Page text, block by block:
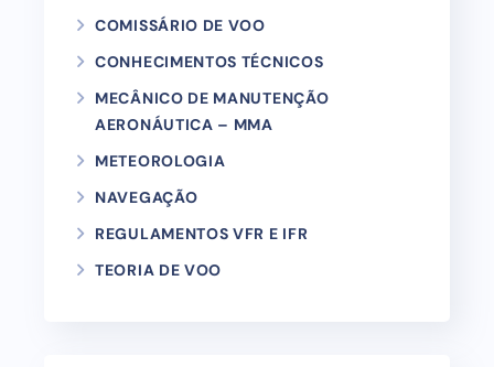
COMISSÁRIO DE VOO
CONHECIMENTOS TÉCNICOS
MECÂNICO DE MANUTENÇÃO
AERONÁUTICA – MMA
METEOROLOGIA
NAVEGAÇÃO
REGULAMENTOS VFR E IFR
TEORIA DE VOO